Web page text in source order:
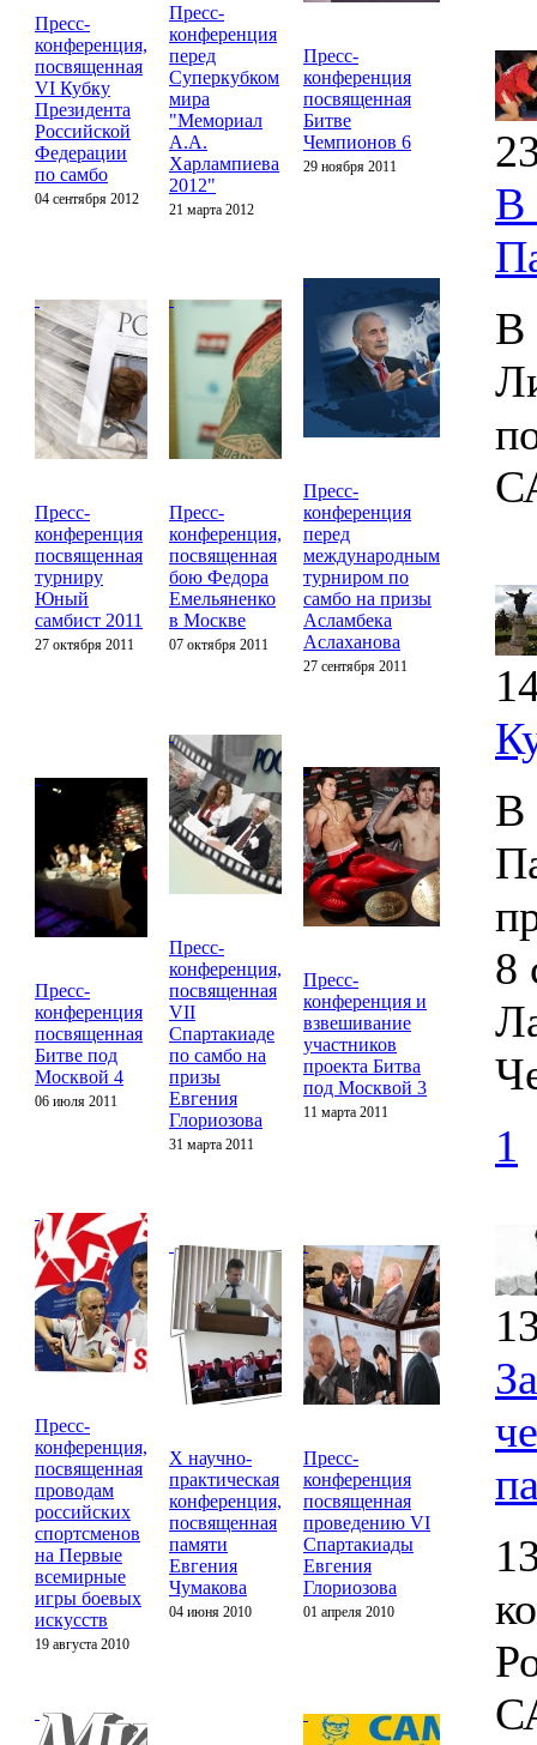
Пресс-
конференция,
посвященная
VI Кубку
Президента
Российской
Федерации
по самбо
04 сентября 2012
Пресс-
конференция
перед
Суперкубком
мира
"Мемориал
А.А.
Харлампиева
2012"
21 марта 2012
Пресс-
конференция
посвященная
Битве
Чемпионов 6
29 ноября 2011
Пресс-
конференция
посвященная
турниру
Юный
самбист 2011
27 октября 2011
Пресс-
конференция,
посвященная
бою Федора
Емельяненко
в Москве
07 октября 2011
Пресс-
конференция
перед
международным
турниром по
самбо на призы
Асламбека
Аслаханова
27 сентября 2011
Пресс-
конференция
посвященная
Битве под
Москвой 4
06 июля 2011
Пресс-
конференция,
посвященная
VII
Спартакиаде
по самбо на
призы
Евгения
Глориозова
31 марта 2011
Пресс-
конференция и
взвешивание
участников
проекта Битва
под Москвой 3
11 марта 2011
Пресс-
конференция,
посвященная
проводам
российских
спортсменов
на Первые
всемирные
игры боевых
искусств
19 августа 2010
X научно-
практическая
конференция,
посвященная
памяти
Евгения
Чумакова
04 июня 2010
Пресс-
конференция
посвященная
проведению VI
Спартакиады
Евгения
Глориозова
01 апреля 2010
В
В
В
8
1